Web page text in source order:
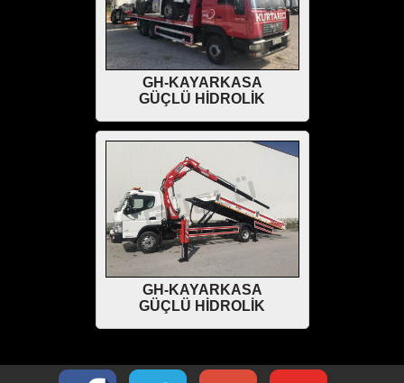
GH-KAYARKASA
GÜÇLÜ HİDROLİK
GH-KAYARKASA
GÜÇLÜ HİDROLİK